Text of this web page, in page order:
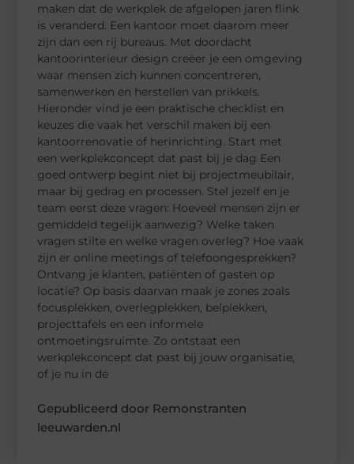
maken dat de werkplek de afgelopen jaren flink
is veranderd. Een kantoor moet daarom meer
zijn dan een rij bureaus. Met doordacht
kantoorinterieur design creëer je een omgeving
waar mensen zich kunnen concentreren,
samenwerken en herstellen van prikkels.
Hieronder vind je een praktische checklist en
keuzes die vaak het verschil maken bij een
kantoorrenovatie of herinrichting. Start met
een werkplekconcept dat past bij je dag Een
goed ontwerp begint niet bij projectmeubilair,
maar bij gedrag en processen. Stel jezelf en je
team eerst deze vragen: Hoeveel mensen zijn er
gemiddeld tegelijk aanwezig? Welke taken
vragen stilte en welke vragen overleg? Hoe vaak
zijn er online meetings of telefoongesprekken?
Ontvang je klanten, patiënten of gasten op
locatie? Op basis daarvan maak je zones zoals
focusplekken, overlegplekken, belplekken,
projecttafels en een informele
ontmoetingsruimte. Zo ontstaat een
werkplekconcept dat past bij jouw organisatie,
of je nu in de
Gepubliceerd door Remonstranten
leeuwarden.nl